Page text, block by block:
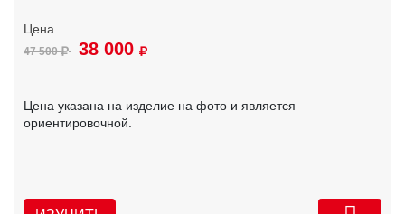
47 500 38 000
Цена указана на изделие на фото и является
ориентировочной.